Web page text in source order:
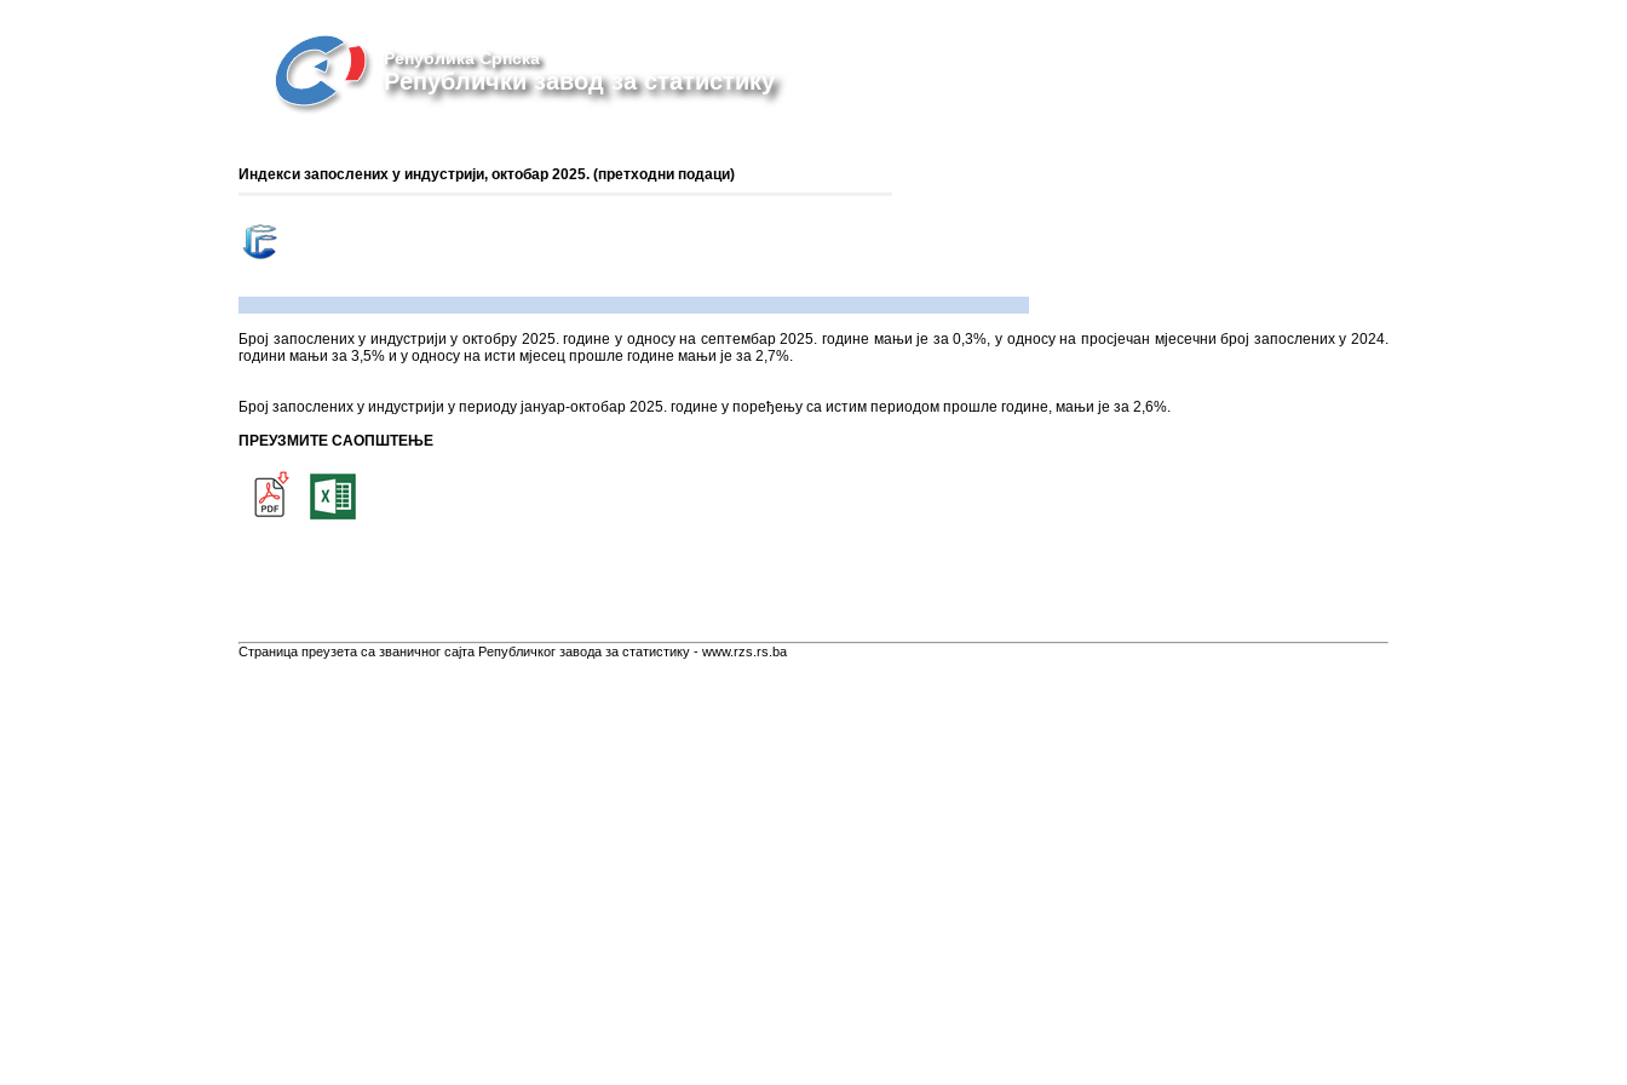
Република Српска
Републички завод за статистику
Индекси запослених у индустрији, октобар 2025. (претходни подаци)
Број запослених у индустрији у октобру 2025. године у односу на септембар 2025. године мањи је за 0,3%, у односу на просјечан мјесечни број запослених у 2024.
години мањи за 3,5% и у односу на исти мјесец прошле године мањи је за 2,7%.
Број запослених у индустрији у периоду јануар-октобар 2025. године у поређењу са истим периодом прошле године, мањи је за 2,6%.
ПРЕУЗМИТЕ САОПШТЕЊЕ
Страница преузета са званичног сајта Републичког завода за статистику - www.rzs.rs.ba